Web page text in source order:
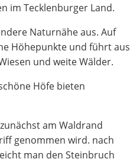
im Tecklenburger Land.
Naturnähe aus. Auf
Höhepunkte und führt aus
und weite Wälder.
Höfe bieten
am Waldrand
genommen wird. nach
man den Steinbruch